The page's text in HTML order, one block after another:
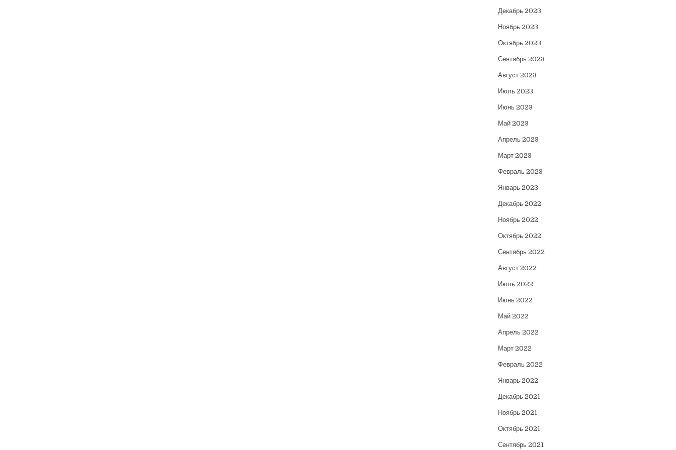
Декабрь 2023
Ноябрь 2023
Октябрь 2023
Сентябрь 2023
Август 2023
Июль 2023
Июнь 2023
Май 2023
Апрель 2023
Март 2023
Февраль 2023
Январь 2023
Декабрь 2022
Ноябрь 2022
Октябрь 2022
Сентябрь 2022
Август 2022
Июль 2022
Июнь 2022
Май 2022
Апрель 2022
Март 2022
Февраль 2022
Январь 2022
Декабрь 2021
Ноябрь 2021
Октябрь 2021
Сентябрь 2021